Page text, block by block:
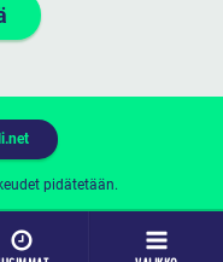
pidätetään.